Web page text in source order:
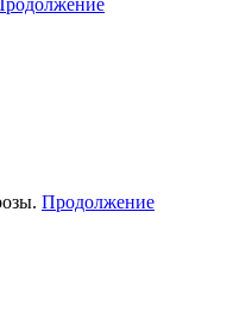
Продолжение